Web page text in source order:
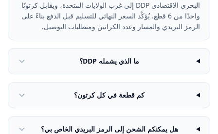
البحري الاقتصادي DDP إلى غرب الولايات المتحدة، ويقابل كرتونًا
واحدًا من 6 قطع. يُؤكَّد السعر النهائي للتسليم قبل الدفع بناءً على
الرمز البريدي والمسار وعدد الكراتين ومتطلبات التوصيل.
ما الذي يشمله DDP؟
كم قطعة في كل كرتون؟
هل يمكنكم الشحن إلى الرمز البريدي الخاص بي؟